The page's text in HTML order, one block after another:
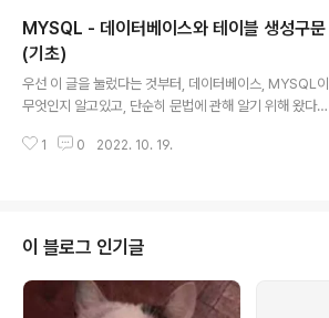
형식으로 이루어진다. 만약 members테이블에 필드 id(I
NT), pw(VARCHAR)에 각각 1,wonjun이라는 값을 삽
입하려한다면, 구문을 어떻게 써야할까? (스스로 작성해보
기) 정답은 INSERT INTO members(id,pw) VALUES
(1,"wonjun"); 이다. id값은 INT의 형태로 존재하기에 그
냥 넣..
MYSQL - 데이터베이스와 테이블 생성구문
(기초)
우선 이 글을 눌렀다는 것부터, 데이터베이스, MYSQL이
무엇인지 알고있고, 단순히 문법에 관해 알기 위해 왔다고
베이스에 정보를 저장하기 위해선, 우선 데이터베이스를
게 데이터베이스를 생성한 후엔, 무엇을 만들어야할까? 그
렇다, 바로 "테이블"을 만들어야 한다. 테이블은, "표" 정도
로 생각하면 편하다. 테이블(표)를 만들기 위해, 우선 내가
만든 DB안으로 들어가주도록 하겠다. USE DB이름; 명령
1 0 2022. 10. 19.
이 블로그 인기글